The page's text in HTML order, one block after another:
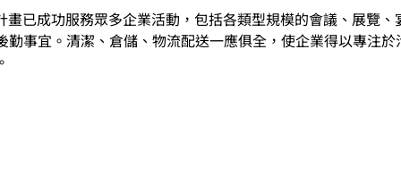
畫已成功服務眾多企業活動，包括各類型規模的會議、展覽
勤事宜。清潔、倉儲、物流配送一應俱全，使企業得以專注